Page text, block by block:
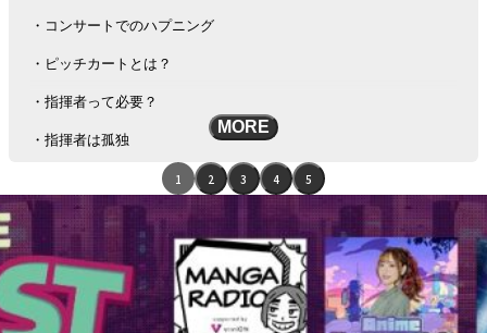
・コンサートでのハプニング
・ピッチカートとは？
・指揮者って必要？
・指揮者は孤独
メールアドレス : info@tokyomusiclab.com
Instagram : https://www.instagram.com/tokyomusicinstitute
#秘密の楽屋話
MORE
ピ
ソ
ー
ド
1 2 3 4 5